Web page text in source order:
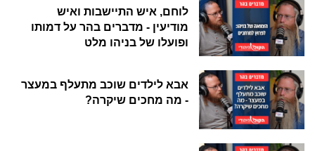
לוחם, איש התיישבות ואיש
מודיעין - מדברים בהר על דמותו
ופועלו של בניהו מלט
אבא לילדים שוכב מתעלף במעצר
- מה מחכים שיקרה?